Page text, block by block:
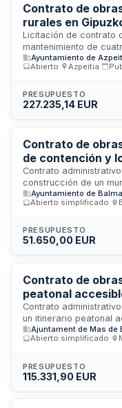
Contrato de
rurales en
Licitación de contrato
mantenimiento de
Gipuzkoa: Badiolatxo-
Arriaga-Arriagagain y
técnicas y memoria
todos los trabajos
Ayuntamiento de
Abierto
Azpeitia
PRESUPUESTO
227.235,14 EUR
Contrato de
de contención y
Contrato
construcción de un
ubicaciones Tenerías
La licitación se
del Sector Público. No
licitadores. La
factores
proposiciones.
Ayuntamiento de
Abierto simplificado
PRESUPUESTO
51.650,00 EUR
Contrato de
peatonal
sostenibilidad
Contrato
un itinerario peatonal
recorrido seguro con
vehicular. El proyecto
diseñado conforme a
accesibilidad universal
Ajuntament de Mas de
Abierto simplificado
PRESUPUESTO
115.331,90 EUR